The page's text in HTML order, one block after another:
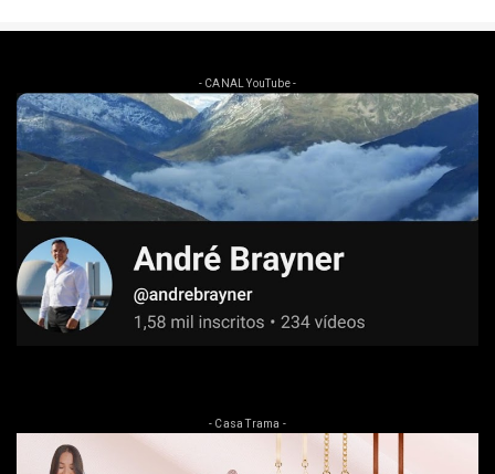
- CANAL YouTube -
- Casa Trama -